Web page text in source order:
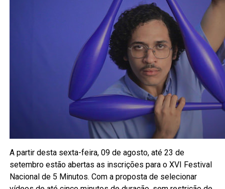
A partir desta sexta-feira, 09 de agosto, até 23 de
setembro estão abertas as inscrições para o XVI Festival
Nacional de 5 Minutos. Com a proposta de selecionar